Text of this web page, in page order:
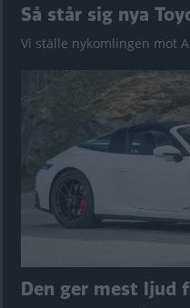
Så står sig nya
Vi ställe nykomlingen mot
Den ger mest ljud